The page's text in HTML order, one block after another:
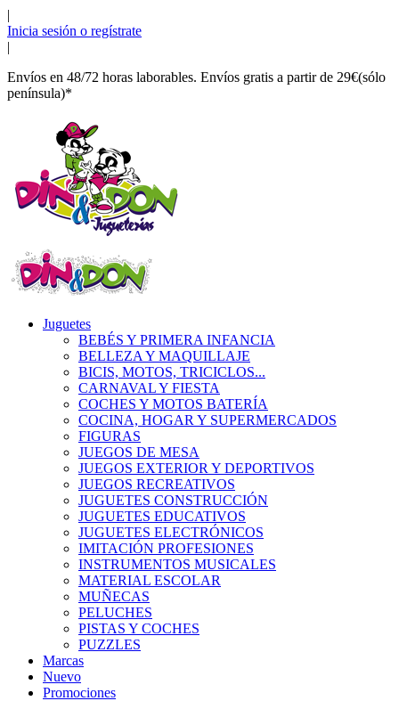
|
Inicia sesión o regístrate
|
Envíos en 48/72 horas laborables. Envíos gratis a partir de 29€(sólo
península)*
Juguetes
BEBÉS Y PRIMERA INFANCIA
BELLEZA Y MAQUILLAJE
BICIS, MOTOS, TRICICLOS...
CARNAVAL Y FIESTA
COCHES Y MOTOS BATERÍA
COCINA, HOGAR Y SUPERMERCADOS
FIGURAS
JUEGOS DE MESA
JUEGOS EXTERIOR Y DEPORTIVOS
JUEGOS RECREATIVOS
JUGUETES CONSTRUCCIÓN
JUGUETES EDUCATIVOS
JUGUETES ELECTRÓNICOS
IMITACIÓN PROFESIONES
INSTRUMENTOS MUSICALES
MATERIAL ESCOLAR
MUÑECAS
PELUCHES
PISTAS Y COCHES
PUZZLES
Marcas
Nuevo
Promociones